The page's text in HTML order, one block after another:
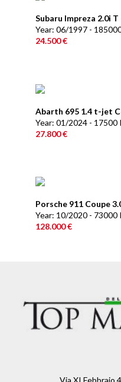
Subaru Impreza 2.0i
Year: 06/1997 -
24.500 €
Abarth 695 1.4 t-jet
Year: 01/2024 - 17500
27.800 €
Porsche 911 Coupe
Year: 10/2020 - 73000
128.000 €
Via XI Febbraio